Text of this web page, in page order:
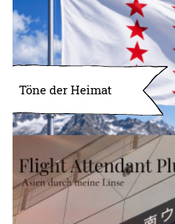
Töne der Heimat